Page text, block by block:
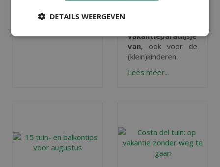
Lees meer...
vakantieparadijsje
van, ook voor de
(klein)kinderen.
Lees meer...
DETAILS WEERGEVEN